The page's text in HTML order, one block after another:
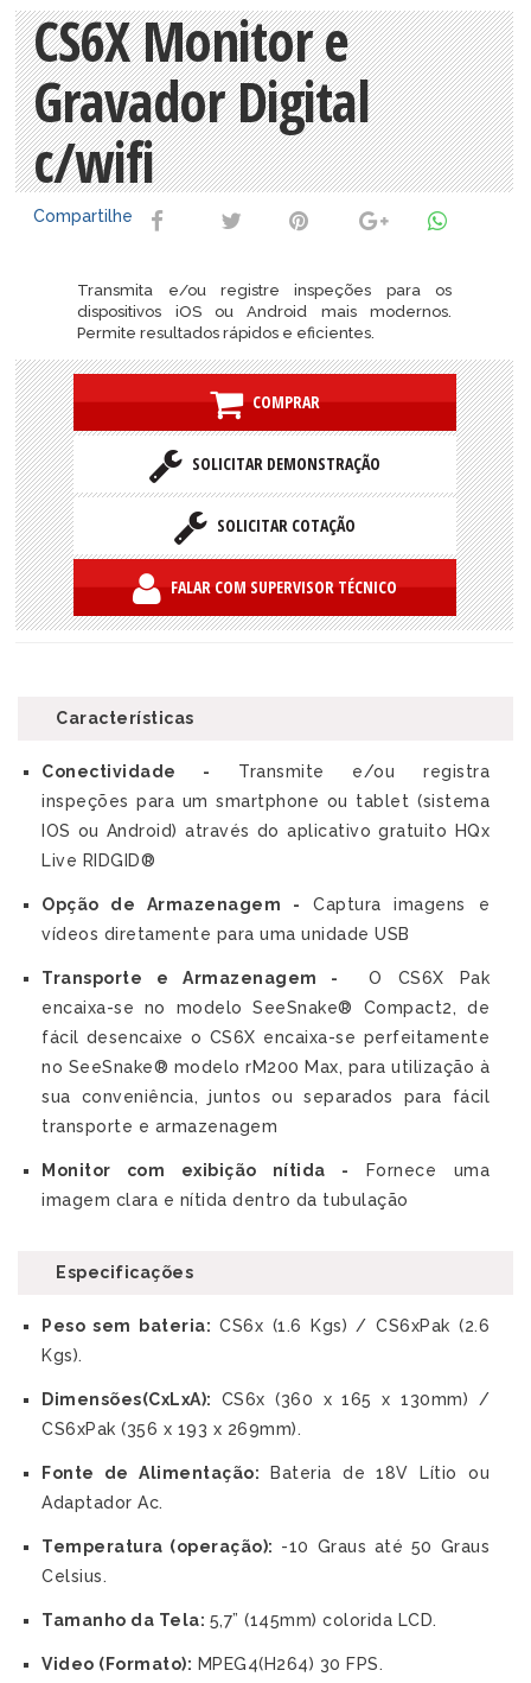
CS6X Monitor e
Gravador Digital
c/wifi
Compartilhe
Transmita e/ou registre inspeções para os
dispositivos iOS ou Android mais modernos.
Permite resultados rápidos e eficientes.
COMPRAR
SOLICITAR DEMONSTRAÇÃO
SOLICITAR COTAÇÃO
FALAR COM SUPERVISOR TÉCNICO
Características
Conectividade -
Transmite e/ou registra
inspeções para um smartphone ou tablet (sistema
IOS ou Android) através do aplicativo gratuito HQx
Live RIDGID®
Opção de Armazenagem - Captura imagens e
vídeos diretamente para uma unidade USB
Transporte e Armazenagem -
O CS6X Pak
encaixa-se no modelo SeeSnake® Compact2, de
fácil desencaixe o CS6X encaixa-se perfeitamente
no SeeSnake® modelo rM200 Max, para utilização à
sua conveniência, juntos ou separados para fácil
transporte e armazenagem
Monitor com exibição nítida - Fornece uma
imagem clara e nítida dentro da tubulação
Especificações
Peso sem bateria: CS6x (1.6 Kgs) / CS6xPak (2.6
Kgs).
Dimensões(CxLxA): CS6x (360 x 165 x 130mm) /
CS6xPak (356 x 193 x 269mm).
Fonte de Alimentação: Bateria de 18V Lítio ou
Adaptador Ac.
Temperatura (operação): -10 Graus até 50 Graus
Celsius.
Tamanho da Tela: 5,7” (145mm) colorida LCD.
Video (Formato): MPEG4(H264) 30 FPS.